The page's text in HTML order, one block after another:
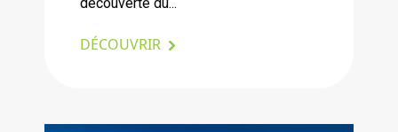
DÉCOUVRIR